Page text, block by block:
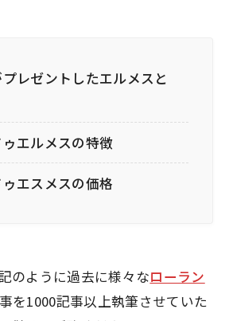
レゼントしたエルメスと
エルメスの特徴
エスメスの価格
のように過去に様々なローラン
を1000記事以上執筆させていた